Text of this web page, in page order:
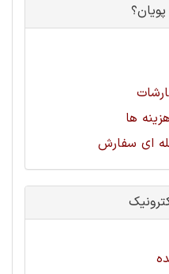
ها
ای سفارش